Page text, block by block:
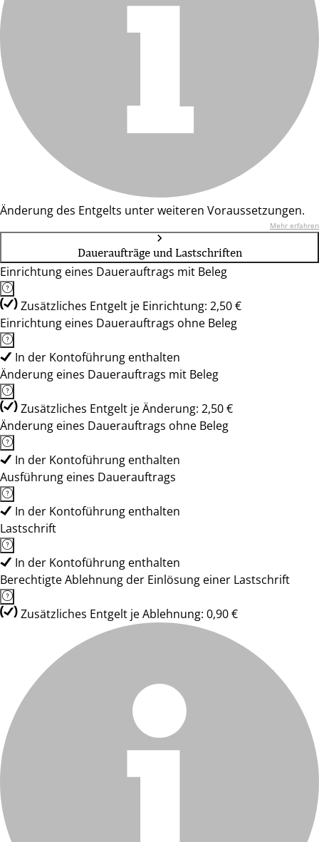
Änderung des Entgelts unter weiteren Voraussetzungen.
Mehr erfahren
Daueraufträge und Lastschriften
Einrichtung eines Dauerauftrags mit Beleg
Zusätzliches Entgelt je Einrichtung: 2,50 €
Einrichtung eines Dauerauftrags ohne Beleg
In der Kontoführung enthalten
Änderung eines Dauerauftrags mit Beleg
Zusätzliches Entgelt je Änderung: 2,50 €
Änderung eines Dauerauftrags ohne Beleg
In der Kontoführung enthalten
Ausführung eines Dauerauftrags
In der Kontoführung enthalten
Lastschrift
In der Kontoführung enthalten
Berechtigte Ablehnung der Einlösung einer Lastschrift
Zusätzliches Entgelt je Ablehnung: 0,90 €